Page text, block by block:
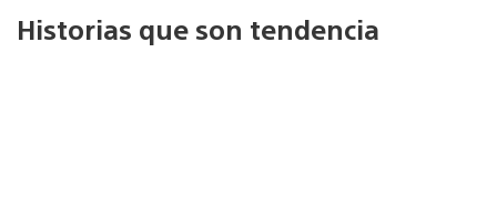
Historias que son tendencia